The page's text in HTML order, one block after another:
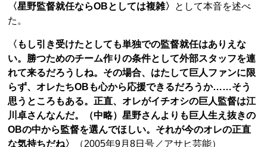
〈星野監督就任ならOBとしては複雑〉
として本音を述べ
た。
〈もし引き受けたとしても単独での監督就任はありえな
い。勝つためのチーム作りの条件として外部スタッフを連
れて来るだろうしね。その場合、はたして巨人ファンに限
らず、オレたちOBも心から応援できるだろうか……そう
思うところもある。正直、オレがイチオシの巨人監督は江
川卓さんなんだ。（中略）星野さんよりも巨人生え抜きの
OBの中から監督を選んでほしい。それが今のオレの正直
な気持ちだね〉
（2005年9月8日号／アサヒ芸能）